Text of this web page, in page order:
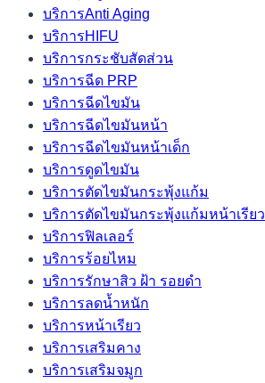
บริการAnti Aging
บริการHIFU
บริการกระชับสัดส่วน
บริการฉีด PRP
บริการฉีดไขมัน
บริการฉีดไขมันหน้า
บริการฉีดไขมันหน้าเด็ก
บริการดูดไขมัน
บริการตัดไขมันกระพุ้งแก้ม
บริการตัดไขมันกระพุ้งแก้มหน้าเรียว
บริการฟิลเลอร์
บริการร้อยไหม
บริการรักษาสิว ฝ้า รอยดำ
บริการลดน้ำหนัก
บริการหน้าเรียว
บริการเสริมคาง
บริการเสริมจมูก